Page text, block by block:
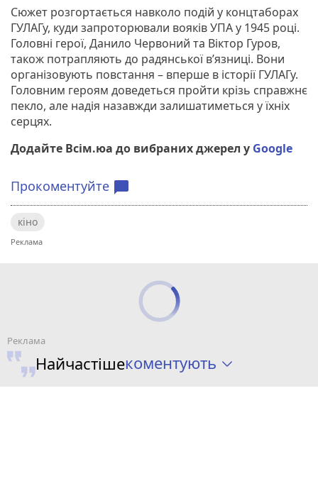
Сюжет розгортається навколо подій у концтаборах
ГУЛАГу, куди запроторювали вояків УПА у 1945 році.
Головні герої, Данило Червоний та Віктор Гуров,
також потрапляють до радянської в’язниці. Вони
організовують повстання – вперше в історії ГУЛАГу.
Головним героям доведеться пройти крізь справжнє
пекло, але надія назавжди залишатиметься у їхніх
серцях.
Додайте Всім.юа до вибраних джерел у Google
Прокоментуйте chat_bubble
кіно
Найчастішекоментують